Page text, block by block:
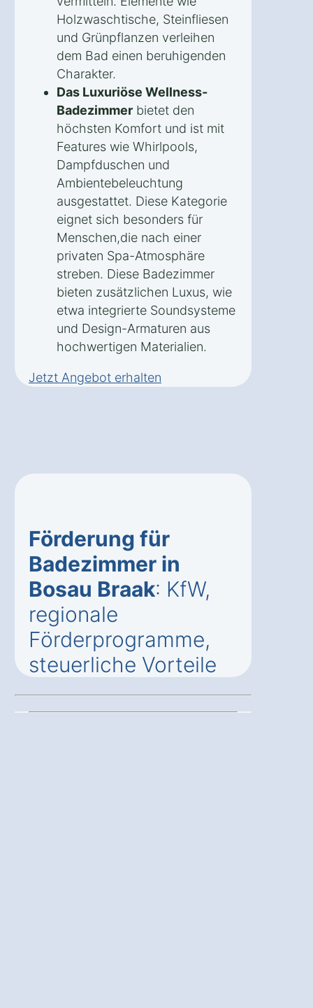
Holzwaschtische, Steinfliesen
und Grünpflanzen verleihen
dem Bad einen beruhigenden
Charakter.
Das Luxuriöse Wellness-
Badezimmer bietet den
höchsten Komfort und ist mit
Features wie Whirlpools,
Dampfduschen und
Ambientebeleuchtung
ausgestattet. Diese Kategorie
eignet sich besonders für
Menschen,die nach einer
privaten Spa-Atmosphäre
streben. Diese Badezimmer
bieten zusätzlichen Luxus, wie
etwa integrierte Soundsysteme
und Design-Armaturen aus
hochwertigen Materialien.
Jetzt Angebot erhalten
Förderung für
Badezimmer in
Bosau Braak: KfW,
regionale
Förderprogramme,
steuerliche Vorteile